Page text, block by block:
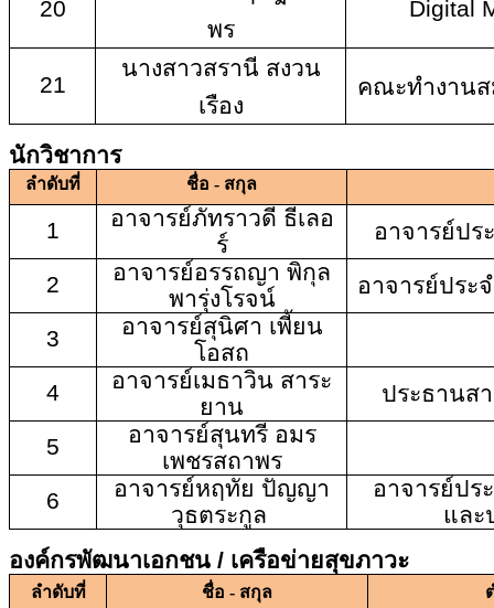
20
พร
Digital
21
นางสาวสรานี สงวน
เรือง
คณะทำงาน
นักวิชาการ
ลำดับที่ ชื่อ - สกุล
1
อาจารย์ภัทราวดี ธีเลอ
ร์
อาจารย์ป
2
อาจารย์อรรถญา พิกุล
พารุ่งโรจน์
อาจารย์ประ
3
อาจารย์สุนิศา เพี้ยน
โอสถ
4
อาจารย์เมธาวิน สาระ
ยาน
ประธานส
5
อาจารย์สุนทรี อมร
เพชรสถาพร
6
อาจารย์หฤทัย ปัญญา
วุธตระกูล
อาจารย์ปร
และ
องค์กรพัฒนาเอกชน / เครือข่ายสุขภาวะ
ลำดับที่ ชื่อ - สกุล